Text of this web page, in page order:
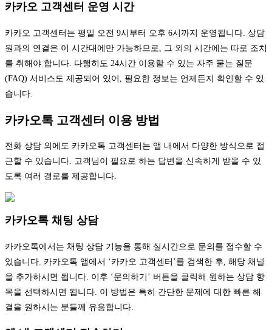
카카오 고객센터 운영 시간
카카오 고객센터는 평일 오전 9시부터 오후 6시까지 운영됩니다. 상담
원과의 연결은 이 시간대에만 가능하므로, 그 외의 시간에는 따로 조치
를 취해야 합니다. 다행히도 24시간 이용할 수 있는 자주 묻는 질문
(FAQ) 서비스도 제공되어 있어, 필요한 정보는 언제든지 확인할 수 있
습니다.
카카오톡 고객센터 이용 방법
전화 상담 외에도 카카오톡 고객센터는 앱 내에서 다양한 방식으로 접
근할 수 있습니다. 고객님이 필요로 하는 답변을 신속하게 받을 수 있
도록 여러 경로를 제공합니다.
카카오톡 채팅 상담
카카오톡에서는 채팅 상담 기능을 통해 실시간으로 문의를 접수할 수
있습니다. 카카오톡 앱에서 ‘카카오 고객센터’를 검색한 후, 해당 채널
을 추가하시면 됩니다. 이후 ‘문의하기’ 버튼을 클릭해 원하는 상담 항
목을 선택하시면 됩니다. 이 방법은 특히 간단한 문제에 대한 빠른 해
결을 원하시는 분들께 유용합니다.